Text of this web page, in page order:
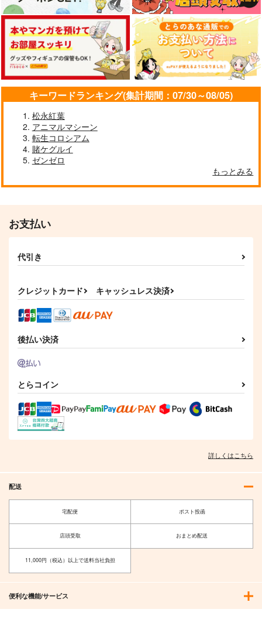
キーワードランキング(集計期間：07/30～08/05)
松永紅葉
アニマルマシーン
転生コロシアム
賭ケグルイ
ゼンゼロ
もっとみる
お支払い
代引き
クレジットカード キャッシュレス決済
後払い決済
とらコイン
詳しくはこちら
配送
宅配便 ポスト投函
店頭受取 おまとめ配送
11,000円（税込）以上で送料当社負担
便利な機能/サービス